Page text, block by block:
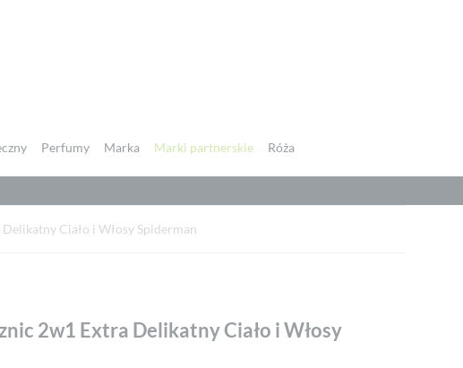
Perfumy Marka Marki partnerskie Róża
Ciało i Włosy Spiderman
2w1 Extra Delikatny Ciało i Włosy